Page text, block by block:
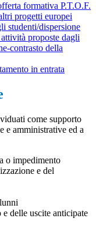
formativa P.T.O.F.
progetti europei
studenti/dispersione
proposte dagli
contrasto della
in entrata
come supporto
e amministrative ed a
o impedimento
e del
delle uscite anticipate